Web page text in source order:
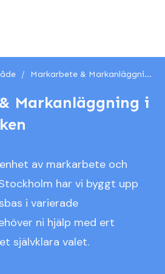
/ Markarbete & Markanläggning i Hammarbacken
Markanläggning i
av markarbete och
har vi byggt upp
i varierade
ni hjälp med ert
självklara valet.